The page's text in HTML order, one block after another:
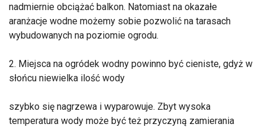
nadmiernie obciążać balkon. Natomiast na okazałe
aranżacje wodne możemy sobie pozwolić na tarasach
wybudowanych na poziomie ogrodu.
2. Miejsca na ogródek wodny powinno być cieniste, gdyż w
słońcu niewielka ilość wody
szybko się nagrzewa i wyparowuje. Zbyt wysoka
temperatura wody może być też przyczyną zamierania